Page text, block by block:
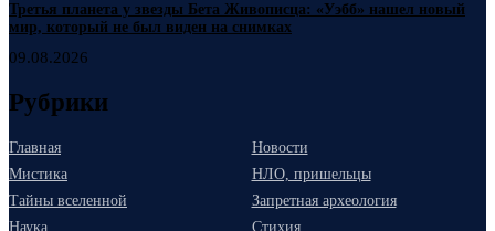
Третья планета у звезды Бета Живописца: «Уэбб» нашел новый
мир, который не был виден на снимках
09.08.2026
Рубрики
Главная
Новости
Мистика
НЛО, пришельцы
Тайны вселенной
Запретная археология
Наука
Стихия